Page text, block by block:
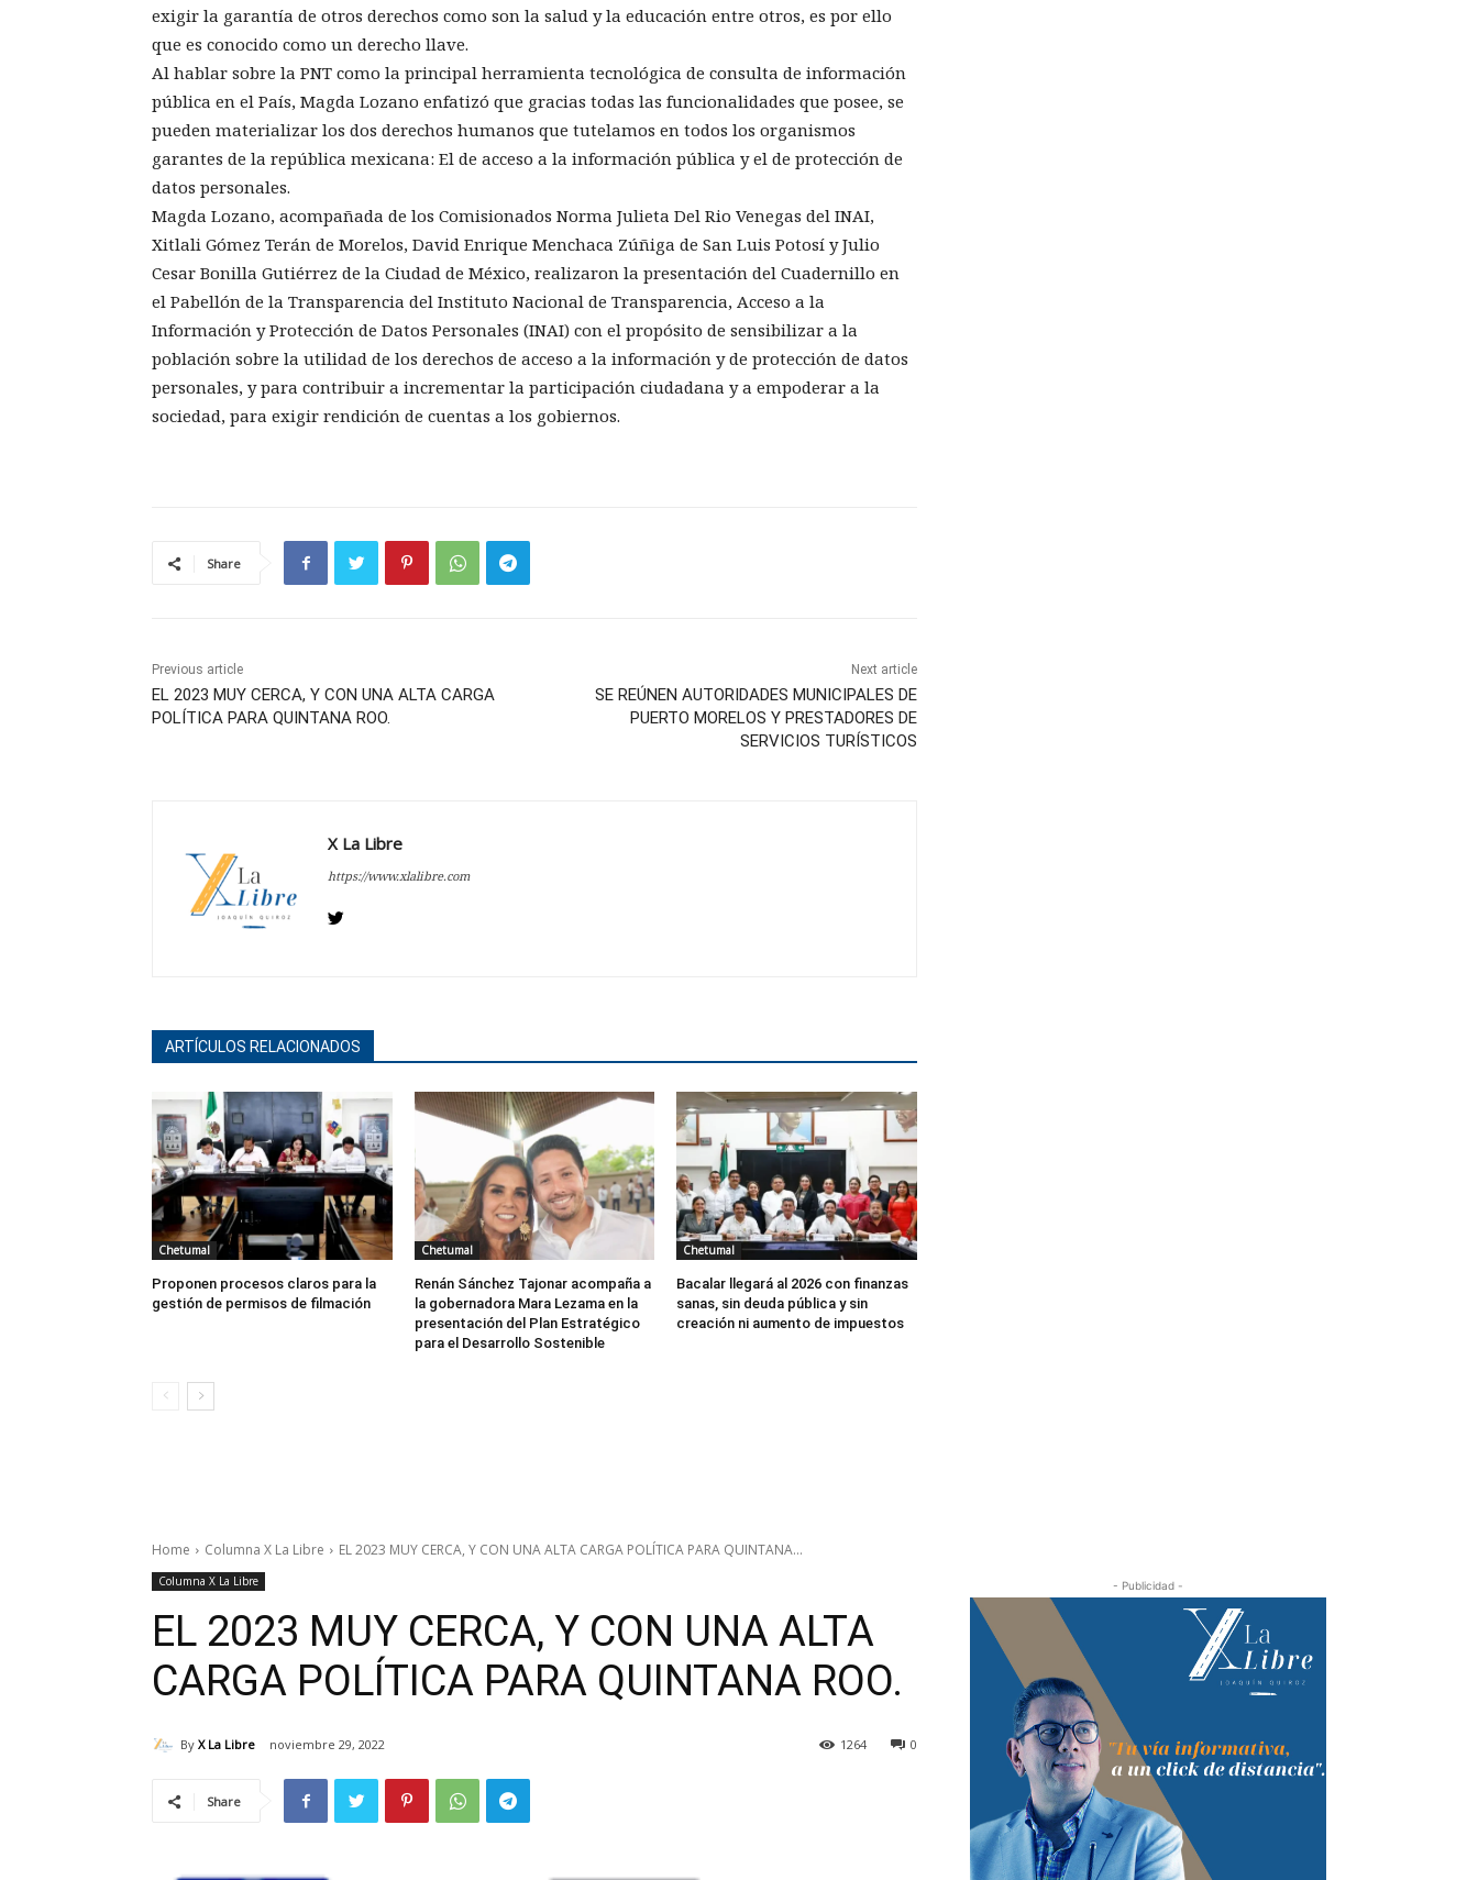
exigir la garantía de otros derechos como son la salud y la educación entre otros, es por ello
que es conocido como un derecho llave.
Al hablar sobre la PNT como la principal herramienta tecnológica de consulta de información
pública en el País, Magda Lozano enfatizó que gracias todas las funcionalidades que posee, se
pueden materializar los dos derechos humanos que tutelamos en todos los organismos
garantes de la república mexicana: El de acceso a la información pública y el de protección de
datos personales.
Magda Lozano, acompañada de los Comisionados Norma Julieta Del Rio Venegas del INAI,
Xitlali Gómez Terán de Morelos, David Enrique Menchaca Zúñiga de San Luis Potosí y Julio
Cesar Bonilla Gutiérrez de la Ciudad de México, realizaron la presentación del Cuadernillo en
el Pabellón de la Transparencia del Instituto Nacional de Transparencia, Acceso a la
Información y Protección de Datos Personales (INAI) con el propósito de sensibilizar a la
población sobre la utilidad de los derechos de acceso a la información y de protección de datos
personales, y para contribuir a incrementar la participación ciudadana y a empoderar a la
sociedad, para exigir rendición de cuentas a los gobiernos.
Share
Previous article
EL 2023 MUY CERCA, Y CON UNA ALTA CARGA
POLÍTICA PARA QUINTANA ROO.
Next article
SE REÚNEN AUTORIDADES MUNICIPALES DE
PUERTO MORELOS Y PRESTADORES DE
SERVICIOS TURÍSTICOS
X La Libre
https://www.xlalibre.com
ARTÍCULOS RELACIONADOS
Chetumal
Proponen procesos claros para la
gestión de permisos de filmación
Chetumal
Renán Sánchez Tajonar acompaña a
la gobernadora Mara Lezama en la
presentación del Plan Estratégico
para el Desarrollo Sostenible
Chetumal
Bacalar llegará al 2026 con finanzas
sanas, sin deuda pública y sin
creación ni aumento de impuestos